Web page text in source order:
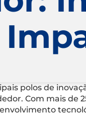
polos de
Com mais